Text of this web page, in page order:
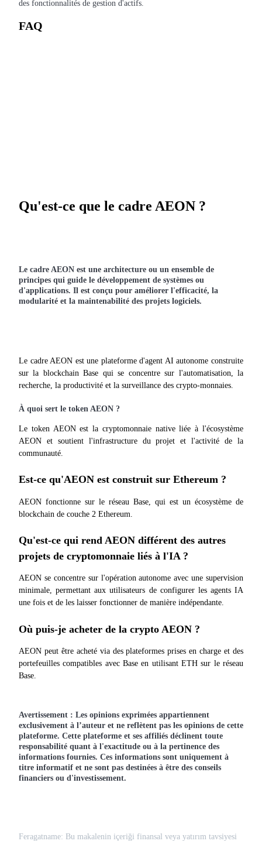
des fonctionnalités de gestion d'actifs.
FAQ
Qu'est-ce que le cadre AEON ?
Le cadre AEON est une architecture ou un ensemble de
principes qui guide le développement de systèmes ou
d'applications. Il est conçu pour améliorer l'efficacité, la
modularité et la maintenabilité des projets logiciels.
Le cadre AEON est une plateforme d'agent AI autonome construite
sur la blockchain Base qui se concentre sur l'automatisation, la
recherche, la productivité et la surveillance des crypto-monnaies.
À quoi sert le token AEON ?
Le token AEON est la cryptomonnaie native liée à l'écosystème
AEON et soutient l'infrastructure du projet et l'activité de la
communauté.
Est-ce qu'AEON est construit sur Ethereum ?
AEON fonctionne sur le réseau Base, qui est un écosystème de
blockchain de couche 2 Ethereum.
Qu'est-ce qui rend AEON différent des autres
projets de cryptomonnaie liés à l'IA ?
AEON se concentre sur l'opération autonome avec une supervision
minimale, permettant aux utilisateurs de configurer les agents IA
une fois et de les laisser fonctionner de manière indépendante.
Où puis-je acheter de la crypto AEON ?
AEON peut être acheté via des plateformes prises en charge et des
portefeuilles compatibles avec Base en utilisant ETH sur le réseau
Base.
Avertissement : Les opinions exprimées appartiennent
exclusivement à l’auteur et ne reflètent pas les opinions de cette
plateforme. Cette plateforme et ses affiliés déclinent toute
responsabilité quant à l'exactitude ou à la pertinence des
informations fournies. Ces informations sont uniquement à
titre informatif et ne sont pas destinées à être des conseils
financiers ou d'investissement.
Feragatname: Bu makalenin içeriği finansal veya yatırım tavsiyesi